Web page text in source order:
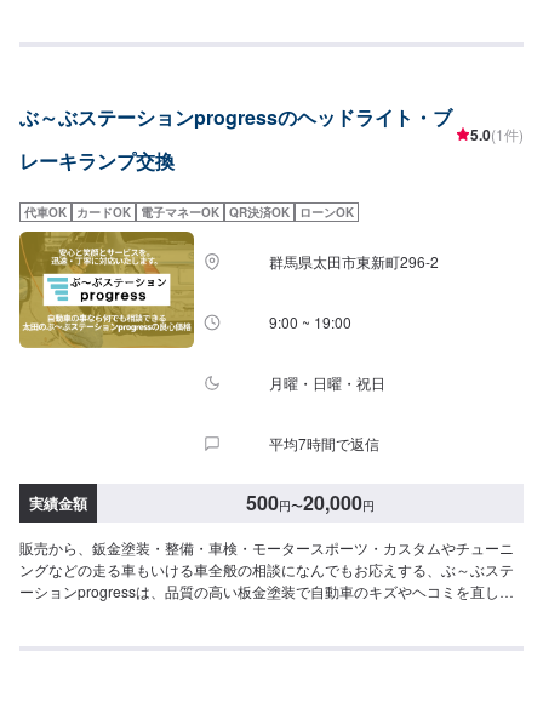
にお客様の大切な思い出を乗せた日常を彩る大切な相棒であり、熟練の職人
した上で、長年培った技術力を駆使して最適な方法のご提案をさせていただ
きます。スバル車に関しましては他社様でお断りされる様な内容でも承って
います。ぜひ、お問い合わせください！--------------------------------------------------
だければ作業開始【4】仕上がり次第納車----納期について-----納期は通常即日
で納車となります。作業内容により納期が前後する場合がございます。予
め、ご了承ください。-----パーツ持ち込みについて-----パーツの持ち込み可能
です。オファーにて詳細をお願い致します。-----代車について-----無料の代車
をご用意しています。お車の作業中は代車をご利用ください。※代車の燃料代
はお客様にご負担いただいております。-----ご来店時の注意、受付方法-----当
工場は竹のくら様を過ぎ左手にMMM様の看板がある所を右折していただけれ
場合はお電話いただければと思います。入庫の際はお気をつけてお越しくだ
たします。【定休日・営業時間】定休日：日曜日、祝日営業時間：
ぶ～ぶステーションprogressのヘッドライト・ブ
レーキランプ交換
5.0(1件)
代車OK カードOK 電子マネーOK QR決済OK ローンOK
群馬県太田市東新町296-2
9:00 ~ 19:00
月曜・日曜・祝日
平均7時間で返信
実績金額 500円〜20,000円
販売から、鈑金塗装・整備・車検・モータースポーツ・カスタムやチューニ
ングなどの走る車もいける車全般の相談になんでもお応えする、ぶ～ぶステ
ーションprogressは、品質の高い板金塗装で自動車のキズやヘコミを直しま
ので、お気軽にお問い合わせください。ブレーキパッドの交換や車内のクリ